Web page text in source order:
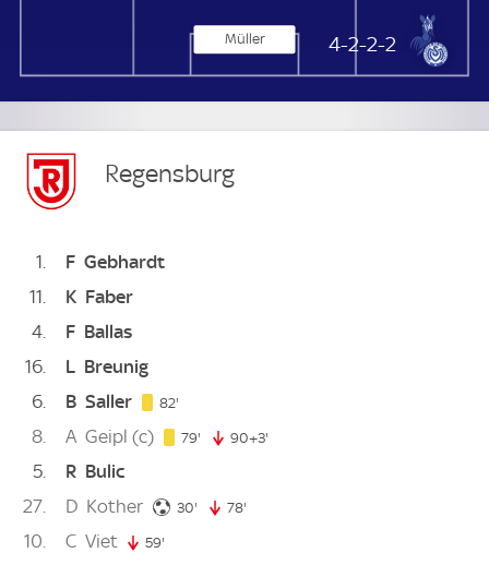
MSV Duisburg
4-2-2-2
Müller
Regensburg
1 F Gebhardt
11
K Faber
4
F Ballas
16
L Breunig
6
B Saller 82'
8 A Geipl (c) 79' 79. minute
90+3'
5 R Bulic
27
D Kother 30' 30. minute
78'
10 C Viet 59'